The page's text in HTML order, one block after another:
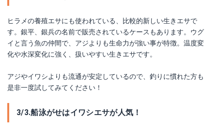
ヒラメの養殖エサにも使われている、比較的新しい生きエサで
す。銀平、銀兵の名前で販売されているケースもあります。ウグ
イと言う魚の仲間で、アジよりも生命力が強い事が特徴。温度変
化や水深変化に強く、扱いやすい生きエサです。
アジやイワシよりも流通が安定しているので、釣りに慣れた方も
是非一度試してみてください！
3/3.船泳がせはイワシエサが人気！